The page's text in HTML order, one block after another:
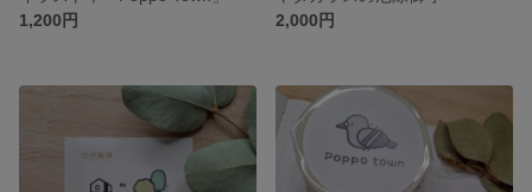
1,200円
2,000円